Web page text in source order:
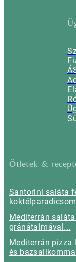
Ötletek &
Santorini saláta
Mediterrán
gránátalmával...
Mediterrán pizza
és